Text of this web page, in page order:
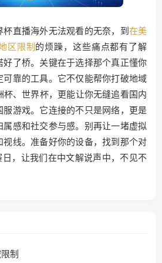
直播海外无法观看的无奈，到 在美
区限制 的烦躁，这些痛点都有了解
好了桥。关键在于选择那个真正懂你
可靠的工具。它不仅能帮你打破地域
杯、世界杯，更能让你无缝追看国内
服游戏。它连接的不只是网络，更是
感和社交参与感。别再让一堵虚拟
视线。准备好你的设备，找到那个对
日，让我们在中文解说声中，不见不
制